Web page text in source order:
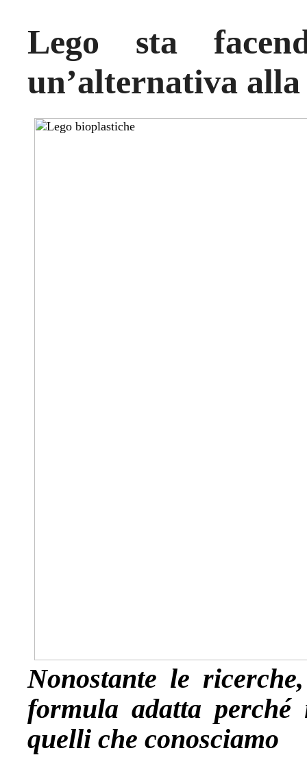
Lego sta
un’alternativa
Nonostante le
formula adatta
quelli che conosciamo